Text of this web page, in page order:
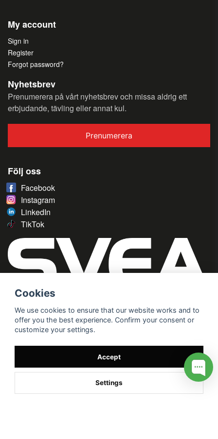
My account
Sign in
Register
Forgot password?
Nyhetsbrev
Prenumerera på vårt nyhetsbrev och missa aldrig ett
erbjudande, tävling eller annat kul.
Prenumerera
Följ oss
Facebook
Instagram
LinkedIn
TikTok
Cookies
We use cookies to ensure that our website works and to
offer you the best experience. Confirm your consent or
customize your settings.
Accept
Settings